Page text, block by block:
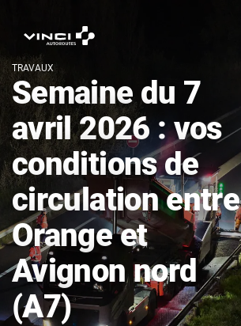
TRAVAUX
Semaine du 7
avril 2026 : vos
conditions de
circulation entre
Orange et
Avignon nord
(A7)